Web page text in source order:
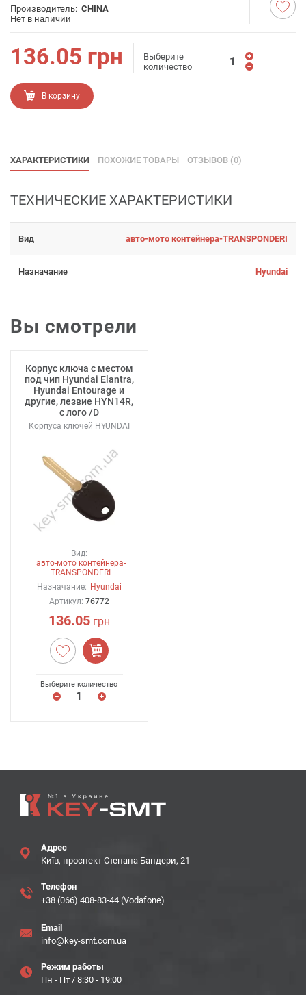
Производитель: CHINA
Нет в наличии
136.05 грн
Выберите
количество
В корзину
ХАРАКТЕРИСТИКИ ПОХОЖИЕ ТОВАРЫ ОТЗЫВОВ (0)
ТЕХНИЧЕСКИЕ ХАРАКТЕРИСТИКИ
Вид авто-мото контейнера-TRANSPONDERI
Назначание Hyundai
Вы смотрели
Корпус ключа с местом
под чип Hyundai Elantra,
Hyundai Entourage и
другие, лезвие HYN14R,
с лого /D
Корпуса ключей HYUNDAI
Вид:
авто-мото контейнера-
TRANSPONDERI
Назначание: Hyundai
Артикул: 76772
136.05грн
Выберите количество
Адрес
Київ, проспект Степана Бандери, 21
Телефон
+38 (066) 408-83-44 (Vodafone)
Email
info@key-smt.com.ua
Режим работы
Пн - Пт / 8:30 - 19:00